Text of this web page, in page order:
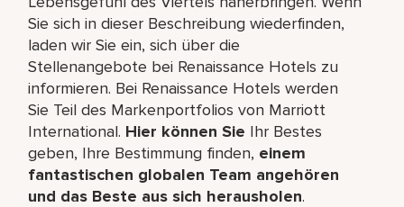
Sie sich in dieser Beschreibung wiederfinden,
laden wir Sie ein, sich über die
Stellenangebote bei Renaissance Hotels zu
informieren. Bei Renaissance Hotels werden
Sie Teil des Markenportfolios von Marriott
International. Hier können Sie Ihr Bestes
geben, Ihre Bestimmung finden, einem
fantastischen globalen Team angehören
und das Beste aus sich herausholen.